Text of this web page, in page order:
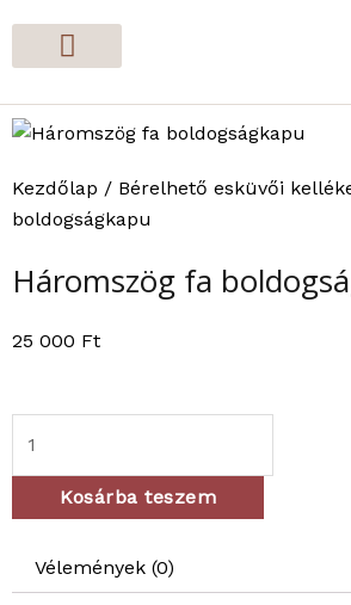
content
Kezdőlap / Bérelhető esküvői
boldogságkapu
Háromszög fa
25 000 Ft
boldogságkapu
mennyiség
Kosárba teszem
Vélemények (0)